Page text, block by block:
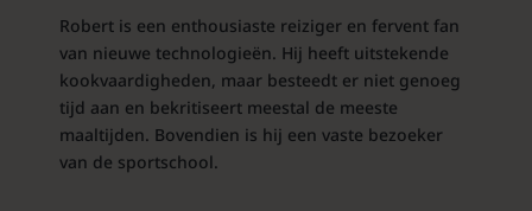
Robert is een enthousiaste reiziger en fervent fan
van nieuwe technologieën. Hij heeft uitstekende
kookvaardigheden, maar besteedt er niet genoeg
tijd aan en bekritiseert meestal de meeste
maaltijden. Bovendien is hij een vaste bezoeker
van de sportschool.